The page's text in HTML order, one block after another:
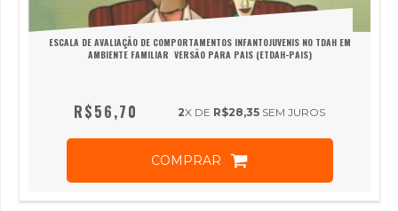
ESCALA DE AVALIAÇÃO DE COMPORTAMENTOS INFANTOJUVENIS NO TDAH EM
AMBIENTE FAMILIAR  VERSÃO PARA PAIS (ETDAH-PAIS)
R$56,70 2X DE R$28,35 SEM JUROS
COMPRAR